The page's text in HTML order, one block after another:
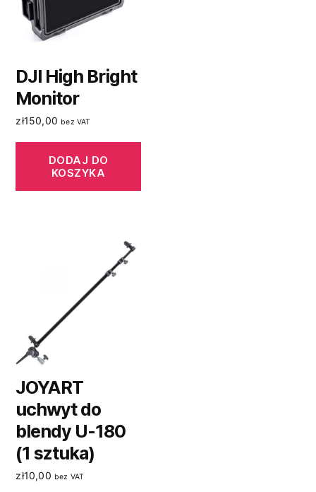
DJI High Bright
Monitor
zł150,00 bez VAT
DODAJ DO
KOSZYKA
JOYART
uchwyt do
blendy U-180
(1 sztuka)
zł10,00 bez VAT